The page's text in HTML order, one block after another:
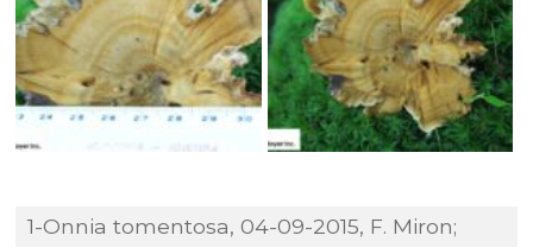
1-Onnia tomentosa, 04-09-2015, F. Miron;